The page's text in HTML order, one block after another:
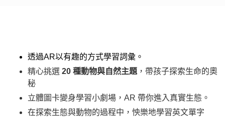
透過AR以有趣的方式學習詞彙。
精心挑選 20 種動物與自然主題 ，帶孩子探索生命的奧
秘
立體圖卡變身學習小劇場，AR 帶你進入真實生態。
在探索生態與動物的過程中，怏樂地學習英文單字